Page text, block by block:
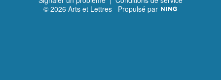
© 2026 Arts et Lettres Propulsé par